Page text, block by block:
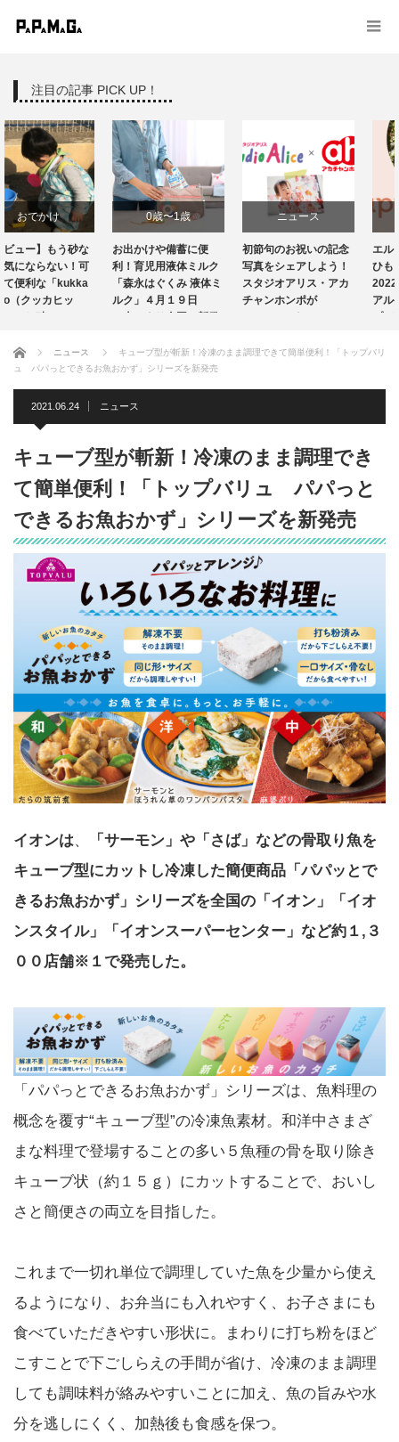
注目の記事 PICK UP！
0歳〜1歳
ニュース
出産・育児情報
お出かけや備蓄に便
利！育児用液体ミルク
「森永はぐくみ 液体ミ
ルク」４月１９日
ニュース
初節句のお祝いの記念
写真をシェアしよう！
スタジオアリス・アカ
チャンホンポが
ニュース
育児グッズ
エルゴベビーの抱っこ
ひも「ADAPT」が
2022年3月4日リニュー
アル発売!機能性をアッ
ホーム ニュース
キューブ型が斬新！冷凍のまま調理できて簡単便利！「トップバリ
ュ パパっとできるお魚おかず」シリーズを新発売
2021.06.24 ニュース
キューブ型が斬新！冷凍のまま調理でき
て簡単便利！「トップバリュ パパっと
できるお魚おかず」シリーズを新発売
イオンは、
「サーモン」や「さば」などの骨取り魚を
キューブ型にカットし冷凍した簡便商品「パパッとで
きるお魚おかず」シリーズを全国の「イオン」「イオ
ンスタイル」「イオンスーパーセンター」など約１,３
００店舗※１で発売した。
「パパっとできるお魚おかず」シリーズは、魚料理の
概念を覆す“キューブ型”の冷凍魚素材。和洋中さまざ
まな料理で登場することの多い５魚種の骨を取り除き
キューブ状（約１５ｇ）にカットすることで、おいし
さと簡便さの両立を目指した。
これまで一切れ単位で調理していた魚を少量から使え
るようになり、お弁当にも入れやすく、お子さまにも
食べていただきやすい形状に。まわりに打ち粉をほど
こすことで下ごしらえの手間が省け、冷凍のまま調理
しても調味料が絡みやすいことに加え、魚の旨みや水
分を逃しにくく、加熱後も食感を保つ。